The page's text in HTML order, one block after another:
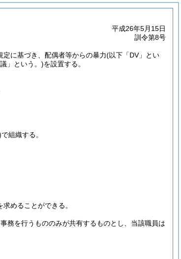
平成26年5月15日
訓令第8号
定に基づき、配偶者等からの暴力(以下「DV」とい
」という。)を設置する。
で組織する。
めることができる。
務を行うもののみが共有するものとし、当該職員は